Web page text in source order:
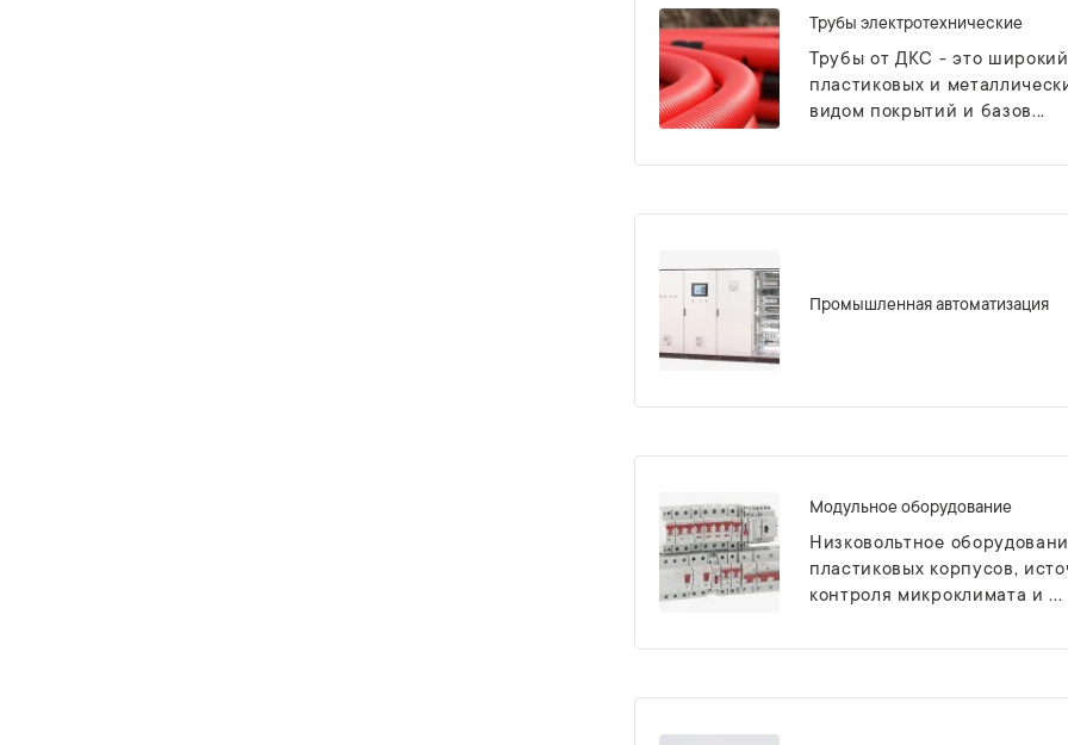
Трубы электротехнические
Трубы от ДКС - это
пластиковых и
видом покрытий и базов...
Промышленная автоматизация
Модульное оборудование
Низковольтное
пластиковых корпусов,
контроля микроклимата и ...